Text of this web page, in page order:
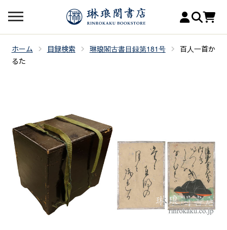
ホーム 目録検索 琳琅閣古書目録第181号
百人一首か
るた